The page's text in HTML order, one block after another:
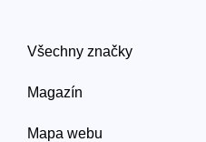
Všechny značky
Magazín
Mapa webu